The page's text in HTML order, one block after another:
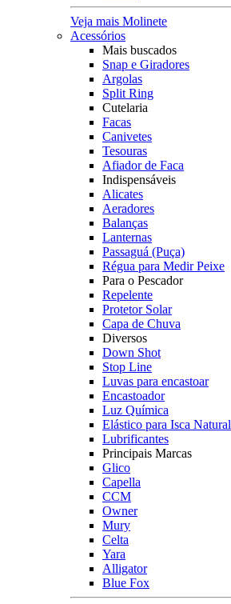
Veja mais Molinete
Acessórios
Mais buscados
Snap e Giradores
Argolas
Split Ring
Cutelaria
Facas
Canivetes
Tesouras
Afiador de Faca
Indispensáveis
Alicates
Aeradores
Balanças
Lanternas
Passaguá (Puça)
Régua para Medir Peixe
Para o Pescador
Repelente
Protetor Solar
Capa de Chuva
Diversos
Down Shot
Stop Line
Luvas para encastoar
Encastoador
Luz Química
Elástico para Isca Natural
Lubrificantes
Principais Marcas
Glico
Capella
CCM
Owner
Mury
Celta
Yara
Alligator
Blue Fox